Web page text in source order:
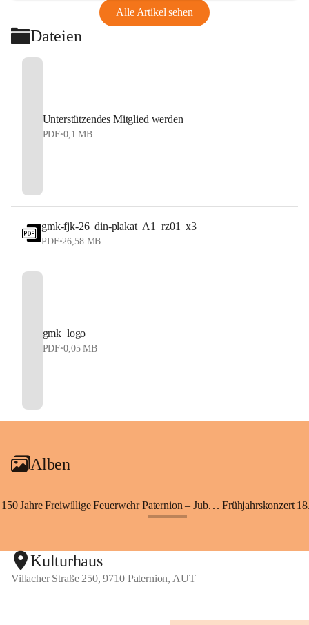
Alle Artikel sehen
Dateien
Unterstützendes Mitglied werden
PDF•0,1 MB
gmk-fjk-26_din-plakat_A1_rz01_x3
PDF•26,58 MB
gmk_logo
PDF•0,05 MB
Alben
150 Jahre Freiwillige Feuerwehr Paternion – Jubiläumsfest Frühjahrskonzert
Kulturhaus
Villacher Straße 250, 9710 Paternion, AUT